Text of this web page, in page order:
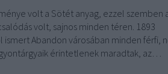
volt a Sötét anyag, ezzel szemben
volt, sajnos minden téren. 1893
ismert Abandon városában minden férfi,
érintetlenek maradtak, az…